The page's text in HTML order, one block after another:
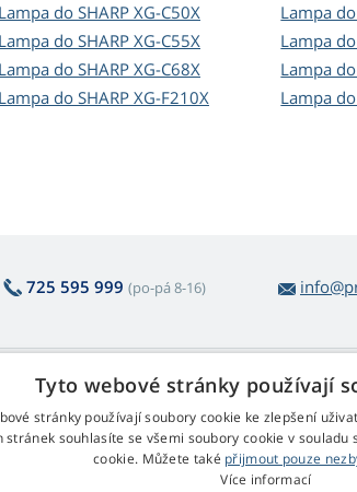
Lampa do SHARP XG-C50X
Lampa do SHARP XG-C55X
Lampa do SHARP XG-C68X
Lampa do SHARP XG-F210X
Lampa
Lampa do
Lampa do
Lampa do
725 595 999 (po-pá 8-16)
O nákupu lamp
Vrácení a reklamace
Formulář pro odstoupení
Obchodní podmínky
Web
Kontakt
Tyto webové stránky používají
stránky používají soubory cookie ke zlepšení
stránek souhlasíte se všemi soubory cookie v
cookie. Můžete také přijmout pouze
Více informací